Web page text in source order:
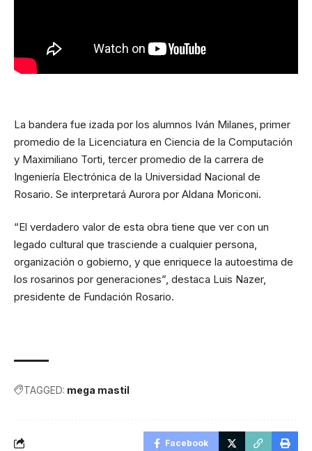
La bandera fue izada por los alumnos Iván Milanes, primer
promedio de la Licenciatura en Ciencia de la Computación
y Maximiliano Torti, tercer promedio de la carrera de
Ingeniería Electrónica de la Universidad Nacional de
Rosario. Se interpretará Aurora por Aldana Moriconi.
“El verdadero valor de esta obra tiene que ver con un
legado cultural que trasciende a cualquier persona,
organización o gobierno, y que enriquece la autoestima de
los rosarinos por generaciones”, destaca Luis Nazer,
presidente de Fundación Rosario.
TAGGED: mega mastil
Facebook